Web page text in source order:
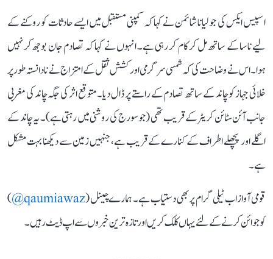
اسپیس ایکس کی جولیانا شائمن نے کہا کہ کمپنی مستقبل میں ایسے حادثات کو روکنے کے
لیے ناسا کے ساتھ مل کر کام کر رہی ہے۔ انہوں نے کہا کہ تصادم جان بوجھ کر نہیں
ہوا۔ اس نے وضاحت کی کہ شمسی سرگرمی اور کشش ثقل کے امتزاج نے نادانستہ طور پر
خلائی جہاز کو چاند کے ساتھ تصادم کے راستے پر ڈال دیا۔ متوقع اثر کی جگہ چاند کی مغربی
جانب آئن سٹائن کریٹر کے قریب تھی (جو سورج کی روشنی میں رہتی ہے)۔ یہ چاند کے
اگلے اور پچھلے اطراف کے کنارے کے قریب ہے، جنہیں زمین سے دیکھنا بہت مشکل
ہے۔
قومی آواز اب ٹیلی گرام پر بھی دستیاب ہے۔ ہمارے چینل (qaumiawaz@
)
کو جوائن کرنے کے لئے یہاں کلک کریں اور تازہ ترین خبروں سے اپ ڈیٹ رہیں۔